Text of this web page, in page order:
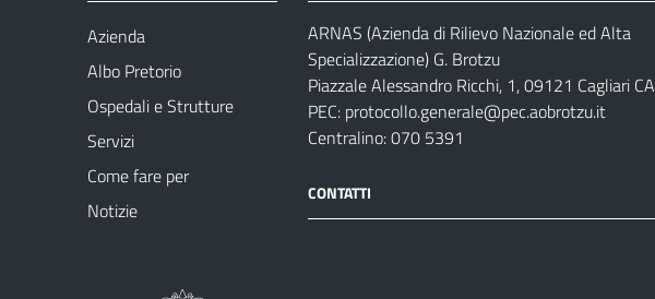
Azienda
Albo Pretorio
Ospedali e Strutture
Servizi
Come fare per
Notizie
ARNAS (Azienda di Rilievo Nazionale ed Alta
Specializzazione) G. Brotzu
Piazzale Alessandro Ricchi, 1, 09121 Cagliari CA
PEC: protocollo.generale@pec.aobrotzu.it
Centralino: 070 5391
CONTATTI